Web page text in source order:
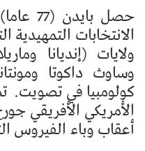
حصل
الانتخابات
ولايات (إنديانا
وساوث داكوتا
كولومبيا في تصويت.
الأمريكي الأفريقي
أعقاب وباء الفيروس